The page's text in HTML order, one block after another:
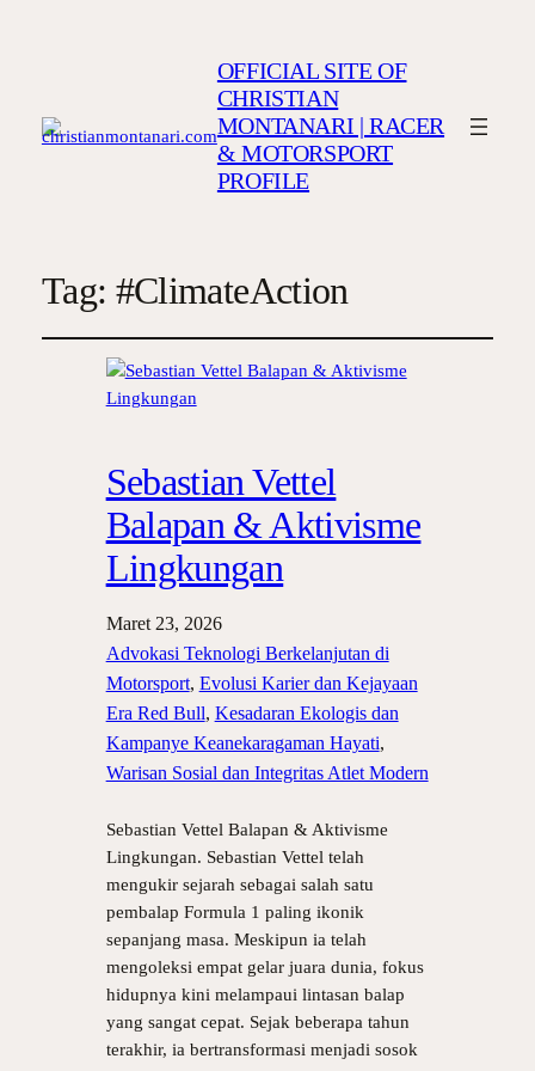
OFFICIAL SITE OF
CHRISTIAN
MONTANARI | RACER
& MOTORSPORT
PROFILE
Tag: #ClimateAction
Sebastian Vettel
Balapan & Aktivisme
Lingkungan
Maret 23, 2026
Advokasi Teknologi Berkelanjutan di
Motorsport, Evolusi Karier dan Kejayaan
Era Red Bull, Kesadaran Ekologis dan
Kampanye Keanekaragaman Hayati
Warisan Sosial dan Integritas Atlet Modern
Sebastian Vettel Balapan & Aktivisme
Lingkungan. Sebastian Vettel telah
mengukir sejarah sebagai salah satu
pembalap Formula 1 paling ikonik
sepanjang masa. Meskipun ia telah
mengoleksi empat gelar juara dunia, fokus
hidupnya kini melampaui lintasan balap
yang sangat cepat. Sejak beberapa tahun
terakhir, ia bertransformasi menjadi sosok